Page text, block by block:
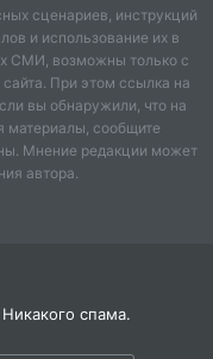
быть здоровым,
и творческое
с детьми,
активно отдыхать,
самого себя и
сценариев, инструкций
и использование их в
СМИ, возможны только с
При этом ссылка на
вы обнаружили, что на
материалы, сообщите
Мнение редакции может
автора.
спама.